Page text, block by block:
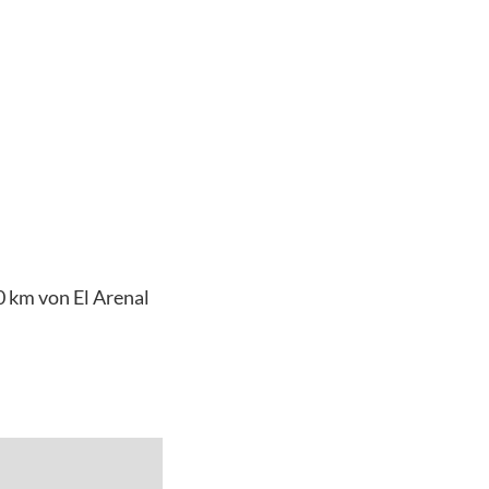
von El Arenal